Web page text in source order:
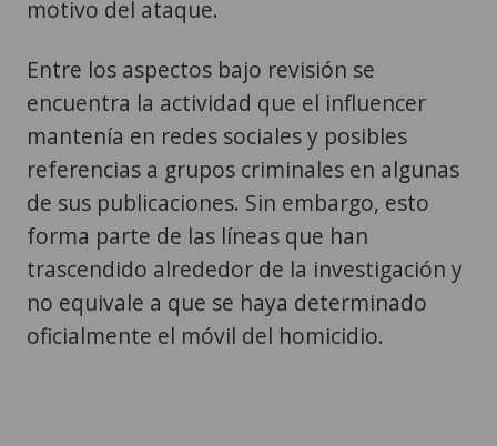
motivo del ataque.
Entre los aspectos bajo revisión se
encuentra la actividad que el influencer
mantenía en redes sociales y posibles
referencias a grupos criminales en algunas
de sus publicaciones. Sin embargo, esto
forma parte de las líneas que han
trascendido alrededor de la investigación y
no equivale a que se haya determinado
oficialmente el móvil del homicidio.